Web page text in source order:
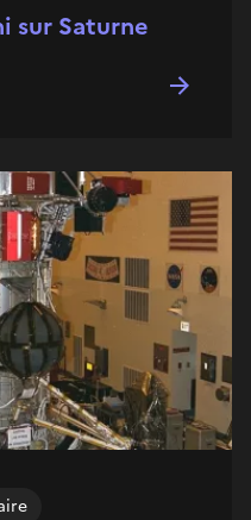
sur Saturne